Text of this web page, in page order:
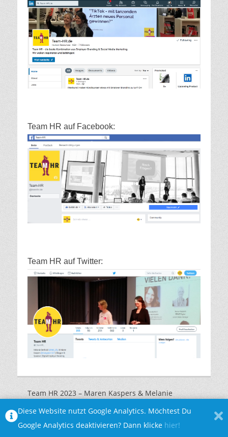
Team HR auf Facebook:
Team HR auf Twitter:
Team HR 2023 – Maren Kaspers & Melanie
Diese Website nutzt Google Analytics. Möchtest Du
Google Analytics deaktivieren? Dann klicke hier!